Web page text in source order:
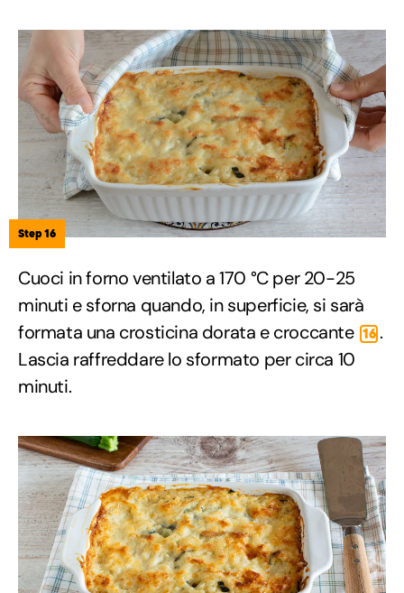
Step 16
Cuoci in forno ventilato a 170 °C per 20-25
minuti e sforna quando, in superficie, si sarà
formata una crosticina dorata e croccante 16 .
Lascia raffreddare lo sformato per circa 10
minuti.